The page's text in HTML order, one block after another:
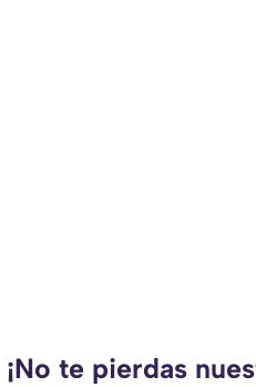
¡No te pierdas